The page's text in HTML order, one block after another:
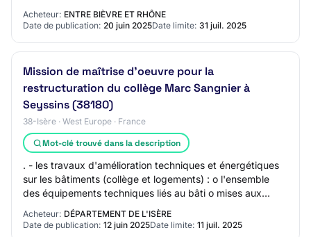
Chauffage ventilation plomberie sanit…
Acheteur: ENTRE BIÈVRE ET RHÔNE
Date de publication: 20 juin 2025Date limite: 31 juil. 2025
Mission de maîtrise d'oeuvre pour la
restructuration du collège Marc Sangnier à
Seyssins (38180)
38-Isère · West Europe · France
Mot-clé trouvé dans la description
. - les travaux d'amélioration techniques et énergétiques
sur les bâtiments (collège et logements) : o l'ensemble
des équipements techniques liés au bâti o mises aux
normes au regard de la sécurité i…
Acheteur: DÉPARTEMENT DE L'ISÈRE
Date de publication: 12 juin 2025Date limite: 11 juil. 2025